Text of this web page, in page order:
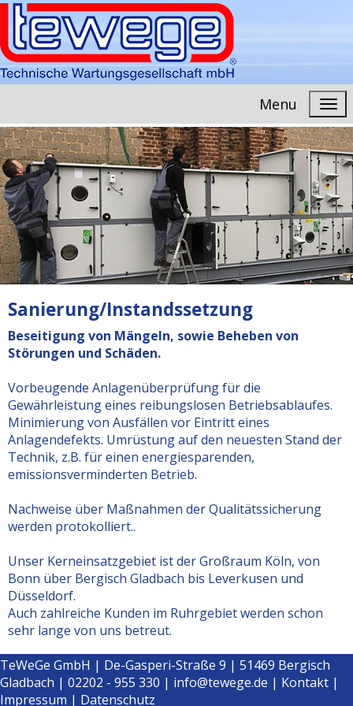
Menu
Sanierung/Instandssetzung
Beseitigung von Mängeln, sowie Beheben von
Störungen und Schäden.
Vorbeugende Anlagenüberprüfung für die
Gewährleistung eines reibungslosen Betriebsablaufes.
Minimierung von Ausfällen vor Eintritt eines
Anlagendefekts. Umrüstung auf den neuesten Stand der
Technik, z.B. für einen energiesparenden,
emissionsverminderten Betrieb.
Nachweise über Maßnahmen der Qualitätssicherung
werden protokolliert..
Unser Kerneinsatzgebiet ist der Großraum Köln, von
Bonn über Bergisch Gladbach bis Leverkusen und
Düsseldorf.
Auch zahlreiche Kunden im Ruhrgebiet werden schon
sehr lange von uns betreut.
TeWeGe GmbH | De-Gasperi-Straße 9 | 51469 Bergisch
Gladbach | 02202 - 955 330 | info@tewege.de | Kontakt |
Impressum | Datenschutz